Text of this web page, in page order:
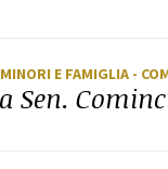
E FAMIGLIA -
Sen.